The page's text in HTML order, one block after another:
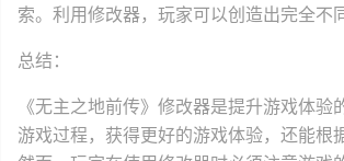
索。利用修改器，玩家可以创造出完全不
总结：
《无主之地前传》修改器是提升游戏体
游戏过程，获得更好的游戏体验，还能根